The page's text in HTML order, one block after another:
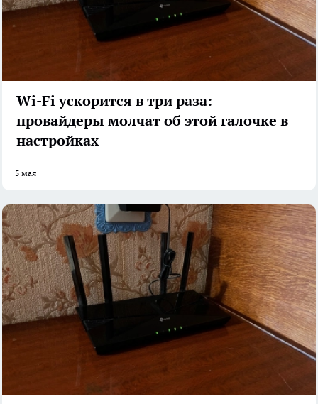
Wi-Fi ускорится в три раза:
провайдеры молчат об этой галочке в
настройках
5 мая